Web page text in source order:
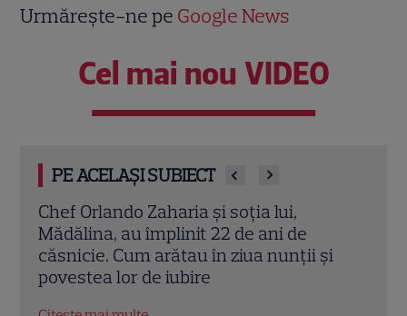
Urmărește-ne pe Google News
Cel mai nou VIDEO
PE ACELAȘI SUBIECT
Cine este Cosmin Curticăpean, soțul
Laurei Cosoi. Afaceri, vârstă și povestea
de iubire care durează de peste 10 ani
Citește mai multe